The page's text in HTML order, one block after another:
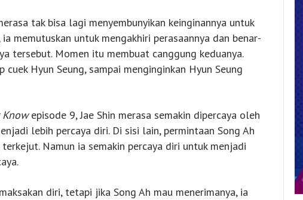
tak bisa lagi menyembunyikan keinginannya untuk
memutuskan untuk mengakhiri perasaannya dan benar-
tersebut. Momen itu membuat canggung keduanya.
Hyun Seung, sampai menginginkan Hyun Seung
Knowepisode 9, Jae Shin merasa semakin dipercaya oleh
lebih percaya diri. Di sisi lain, permintaan Song Ah
Namun ia semakin percaya diri untuk menjadi
diri, tetapi jika Song Ah mau menerimanya, ia